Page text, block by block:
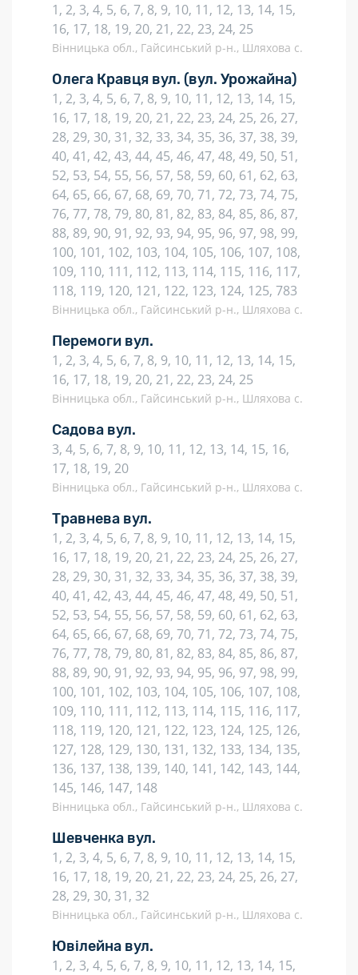
1, 2, 3, 4, 5, 6, 7, 8, 9, 10, 11, 12, 13, 14, 15,
16, 17, 18, 19, 20, 21, 22, 23, 24, 25
Вінницька обл., Гайсинський р-н., Шляхова с.
Олега Кравця вул. (вул. Урожайна)
1, 2, 3, 4, 5, 6, 7, 8, 9, 10, 11, 12, 13, 14, 15,
16, 17, 18, 19, 20, 21, 22, 23, 24, 25, 26, 27,
28, 29, 30, 31, 32, 33, 34, 35, 36, 37, 38, 39,
40, 41, 42, 43, 44, 45, 46, 47, 48, 49, 50, 51,
52, 53, 54, 55, 56, 57, 58, 59, 60, 61, 62, 63,
64, 65, 66, 67, 68, 69, 70, 71, 72, 73, 74, 75,
76, 77, 78, 79, 80, 81, 82, 83, 84, 85, 86, 87,
88, 89, 90, 91, 92, 93, 94, 95, 96, 97, 98, 99,
100, 101, 102, 103, 104, 105, 106, 107, 108,
109, 110, 111, 112, 113, 114, 115, 116, 117,
118, 119, 120, 121, 122, 123, 124, 125, 783
Вінницька обл., Гайсинський р-н., Шляхова с.
Перемоги вул.
1, 2, 3, 4, 5, 6, 7, 8, 9, 10, 11, 12, 13, 14, 15,
16, 17, 18, 19, 20, 21, 22, 23, 24, 25
Вінницька обл., Гайсинський р-н., Шляхова с.
Садова вул.
3, 4, 5, 6, 7, 8, 9, 10, 11, 12, 13, 14, 15, 16,
17, 18, 19, 20
Вінницька обл., Гайсинський р-н., Шляхова с.
Травнева вул.
1, 2, 3, 4, 5, 6, 7, 8, 9, 10, 11, 12, 13, 14, 15,
16, 17, 18, 19, 20, 21, 22, 23, 24, 25, 26, 27,
28, 29, 30, 31, 32, 33, 34, 35, 36, 37, 38, 39,
40, 41, 42, 43, 44, 45, 46, 47, 48, 49, 50, 51,
52, 53, 54, 55, 56, 57, 58, 59, 60, 61, 62, 63,
64, 65, 66, 67, 68, 69, 70, 71, 72, 73, 74, 75,
76, 77, 78, 79, 80, 81, 82, 83, 84, 85, 86, 87,
88, 89, 90, 91, 92, 93, 94, 95, 96, 97, 98, 99,
100, 101, 102, 103, 104, 105, 106, 107, 108,
109, 110, 111, 112, 113, 114, 115, 116, 117,
118, 119, 120, 121, 122, 123, 124, 125, 126,
127, 128, 129, 130, 131, 132, 133, 134, 135,
136, 137, 138, 139, 140, 141, 142, 143, 144,
145, 146, 147, 148
Вінницька обл., Гайсинський р-н., Шляхова с.
Шевченка вул.
1, 2, 3, 4, 5, 6, 7, 8, 9, 10, 11, 12, 13, 14, 15,
16, 17, 18, 19, 20, 21, 22, 23, 24, 25, 26, 27,
28, 29, 30, 31, 32
Вінницька обл., Гайсинський р-н., Шляхова с.
Ювілейна вул.
1, 2, 3, 4, 5, 6, 7, 8, 9, 10, 11, 12, 13, 14, 15,